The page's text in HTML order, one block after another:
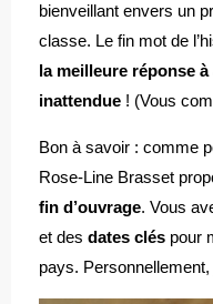
bienveillant envers un
classe. Le fin mot de
la meilleure réponse
inattendue ! (Vous
Bon à savoir : comme
Rose-Line Brasset
fin d’ouvrage. Vous
et des dates clés pour
pays.